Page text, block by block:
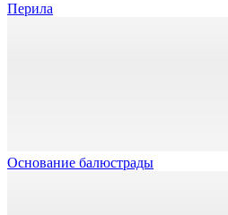
Перила
Основание балюстрады